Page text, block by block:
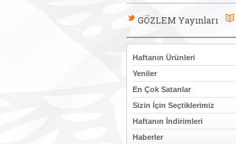
GÖZLEM Yayınları
Haftanın Ürünleri
Yeniler
En Çok Satanlar
Sizin İçin Seçtiklerimiz
Haftanın İndirimleri
Haberler